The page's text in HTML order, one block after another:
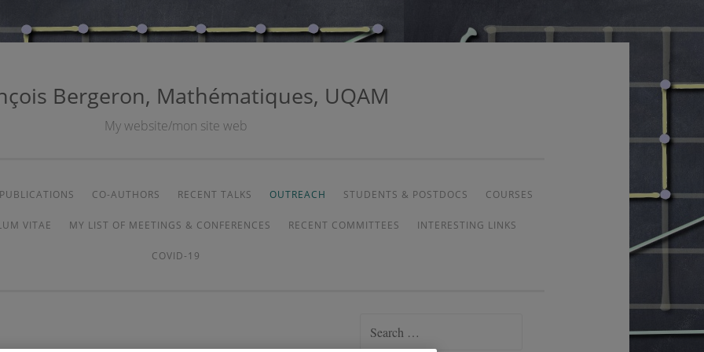
Bergeron, Mathématiques, UQAM
My website/mon site web
PUBLICATIONS CO-AUTHORS RECENT TALKS OUTREACH STUDENTS & POSTDOCS COURSES
VITAE MY LIST OF MEETINGS & CONFERENCES RECENT COMMITTEES INTERESTING LINKS
COVID-19
Search
for: